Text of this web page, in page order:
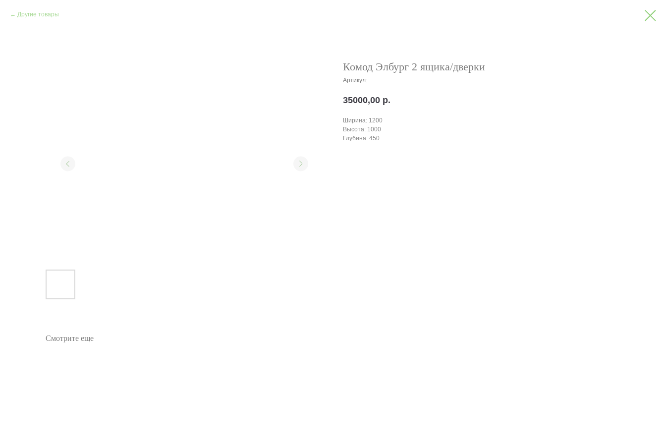
Другие товары
Комод Элбург 2 ящика/дверки
Артикул:
35000,00 р.
Ширина: 1200
Высота: 1000
Глубина: 450
Смотрите еще